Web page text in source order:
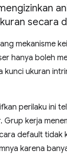
secara
mekanisme
hanya boleh
kunci ukuran
perilaku ini
kerja
default tidak
karena